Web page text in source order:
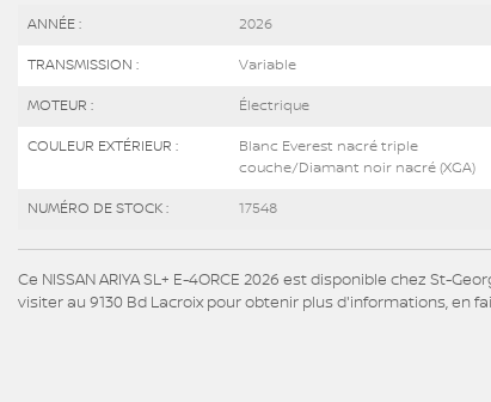
ANNÉE : 2026
TRANSMISSION : Variable
MOTEUR : Électrique
COULEUR EXTÉRIEUR :
Blanc Everest nacré triple
couche/Diamant noir nacré (XGA)
NUMÉRO DE STOCK : 17548
Ce NISSAN ARIYA SL+ E-4ORCE 2026 est disponible chez St-
visiter au 9130 Bd Lacroix pour obtenir plus d'informations, en